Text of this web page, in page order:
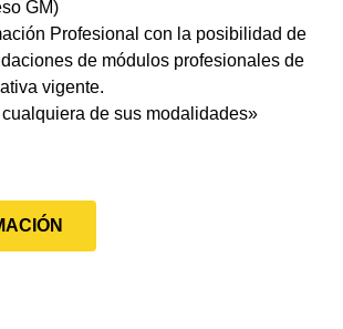
GM)
Profesional con la posibilidad de
de módulos profesionales de
vigente.
de sus modalidades»